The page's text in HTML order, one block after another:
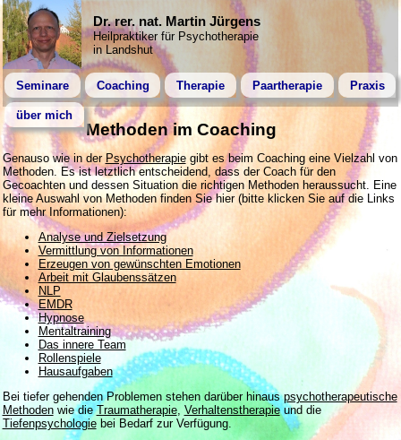
Dr. rer. nat. Martin Jürgens
Heilpraktiker für Psychotherapie
in Landshut
Seminare Coaching Therapie Paartherapie Praxis
über mich
Methoden im Coaching
Genauso wie in der Psychotherapiegibt es beim Coaching eine Vielzahl von
Methoden. Es ist letztlich entscheidend, dass der Coach für den
Gecoachten und dessen Situation die richtigen Methoden heraussucht. Eine
kleine Auswahl von Methoden finden Sie hier (bitte klicken Sie auf die Links
für mehr Informationen):
Analyse und Zielsetzung
Vermittlung von Informationen
Erzeugen von gewünschten Emotionen
Arbeit mit Glaubenssätzen
NLP
EMDR
Hypnose
Mentaltraining
Das innere Team
Rollenspiele
Hausaufgaben
Bei tiefer gehenden Problemen stehen darüber hinauspsychotherapeutische
Methodenwie dieTraumatherapie, Verhaltenstherapieund die
Tiefenpsychologiebei Bedarf zur Verfügung.